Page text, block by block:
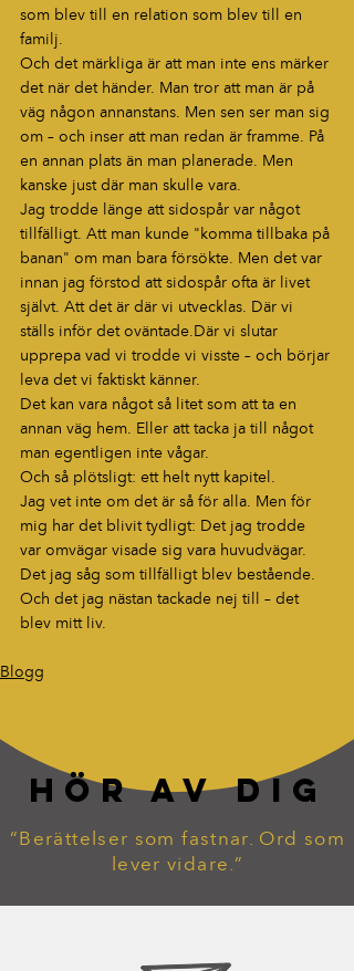
som blev till en relation som blev till en
familj.
Och det märkliga är att man inte ens märker
det när det händer. Man tror att man är på
väg någon annanstans. Men sen ser man sig
om – och inser att man redan är framme. På
en annan plats än man planerade. Men
kanske just där man skulle vara.
Jag trodde länge att sidospår var något
tillfälligt. Att man kunde "komma tillbaka på
banan" om man bara försökte. Men det var
innan jag förstod att sidospår ofta är livet
självt. Att det är där vi utvecklas. Där vi
ställs inför det oväntade.Där vi slutar
upprepa vad vi trodde vi visste – och börjar
leva det vi faktiskt känner.
Det kan vara något så litet som att ta en
annan väg hem. Eller att tacka ja till något
man egentligen inte vågar.
Och så plötsligt: ett helt nytt kapitel.
Jag vet inte om det är så för alla. Men för
mig har det blivit tydligt: Det jag trodde
var omvägar visade sig vara huvudvägar.
Det jag såg som tillfälligt blev bestående.
Och det jag nästan tackade nej till – det
blev mitt liv.
Blogg
HÖR AV DIG
“Berättelser som fastnar. Ord som
lever vidare.”